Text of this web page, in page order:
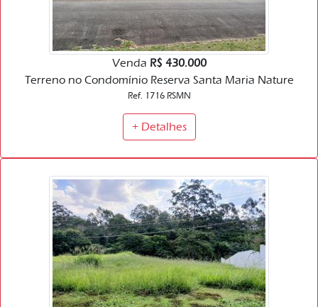
Venda R$ 430.000
Terreno no Condomínio Reserva Santa Maria Nature
Ref. 1716 RSMN
+ Detalhes